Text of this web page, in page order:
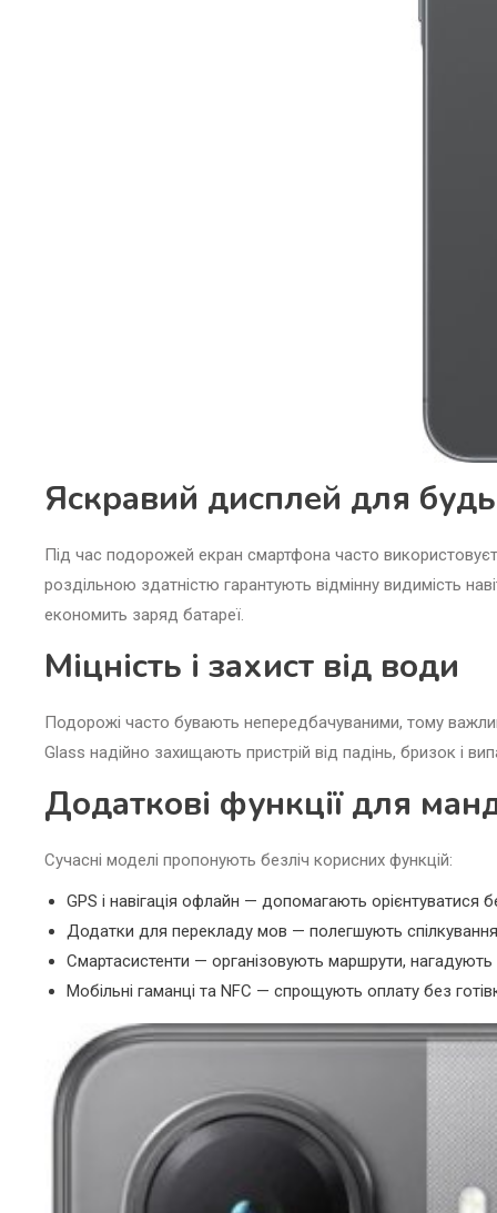
Яскравий дисплей для
Під час подорожей екран смартфона часто
роздільною здатністю гарантують відмінну видимість
економить заряд батареї.
Міцність і захист від води
Подорожі часто бувають непередбачуваними, тому
Glass надійно захищають пристрій від падінь, бризок і
Додаткові функції для
Сучасні моделі пропонують безліч корисних функцій:
GPS і навігація офлайн — допомагають орієнтуватися
Додатки для перекладу мов — полегшують спілкування
Смартасистенти — організовують маршрути,
Мобільні гаманці та NFC — спрощують оплату без